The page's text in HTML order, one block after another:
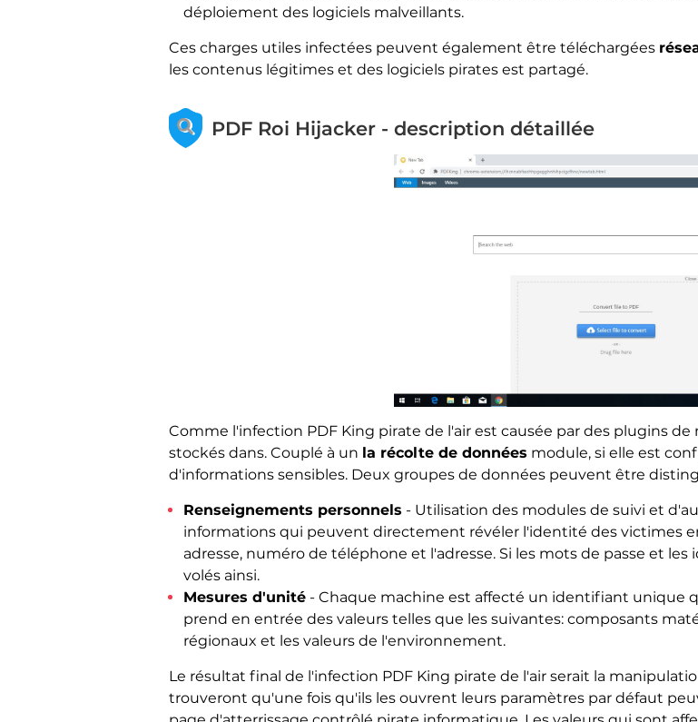
déploiement des logiciels malveillants.
Ces charges utiles infectées peuvent également être téléchargées
les contenus légitimes et des logiciels pirates est partagé.
PDF Roi Hijacker - description détaillée
Comme l'infection PDF King pirate de l'air est causée par des plugins
stockés dans. Couplé à un la récolte de données module, si elle est
d'informations sensibles. Deux groupes de données peuvent être
Renseignements personnels - Utilisation des modules de suivi et
informations qui peuvent directement révéler l'identité des victimes
adresse, numéro de téléphone et l'adresse. Si les mots de passe et
volés ainsi.
Mesures d'unité - Chaque machine est affecté un identifiant unique
prend en entrée des valeurs telles que les suivantes: composants
régionaux et les valeurs de l'environnement.
Le résultat final de l'infection PDF King pirate de l'air serait la
trouveront qu'une fois qu'ils les ouvrent leurs paramètres par défaut